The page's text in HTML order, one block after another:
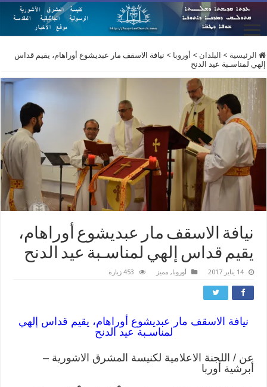
الرئيسية > البلدان > أوروبا > نيافة الاسقف مار عبديشوع أوراهام، يقيم قداس
إلهي لمناسـبة عيد الدنح
نيافة الاسقف مار عبديشوع أوراهام،
يقيم قداس إلهي لمناسـبة عيد الدنح
14 يناير 2017 أوروبا, مميز 453 زيارة
نيافة الاسقف مار عبديشوع أوراهام، يقيم قداس إلهي
لمناسـبة عيد الدنح
عن / اللجنة الاعلامية لكنيسة المشرق الاشورية –
أبرشية أوربا